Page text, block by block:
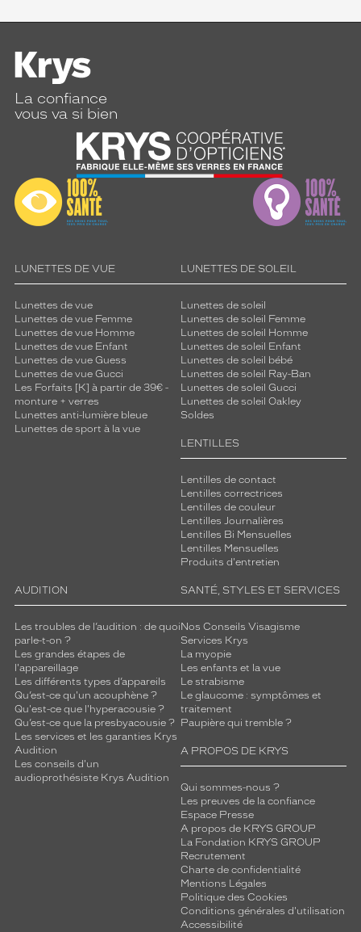
La confiance
vous va si bien
LUNETTES DE VUE
Lunettes de vue
Lunettes de vue Femme
Lunettes de vue Homme
Lunettes de vue Enfant
Lunettes de vue Guess
Lunettes de vue Gucci
Les Forfaits [K] à partir de 39€ -
monture + verres
Lunettes anti-lumière bleue
Lunettes de sport à la vue
LUNETTES DE SOLEIL
Lunettes de soleil
Lunettes de soleil Femme
Lunettes de soleil Homme
Lunettes de soleil Enfant
Lunettes de soleil bébé
Lunettes de soleil Ray-Ban
Lunettes de soleil Gucci
Lunettes de soleil Oakley
Soldes
LENTILLES
Lentilles de contact
Lentilles correctrices
Lentilles de couleur
Lentilles Journalières
Lentilles Bi Mensuelles
Lentilles Mensuelles
Produits d'entretien
AUDITION
Les troubles de l’audition : de quoi
parle-t-on ?
Les grandes étapes de
l'appareillage
Les différents types d’appareils
Qu’est-ce qu'un acouphène ?
Qu'est-ce que l'hyperacousie ?
Qu’est-ce que la presbyacousie ?
Les services et les garanties Krys
Audition
Les conseils d'un
audioprothésiste Krys Audition
SANTÉ, STYLES ET SERVICES
Nos Conseils Visagisme
Services Krys
La myopie
Les enfants et la vue
Le strabisme
Le glaucome : symptômes et
traitement
Paupière qui tremble ?
A PROPOS DE KRYS
Qui sommes-nous ?
Les preuves de la confiance
Espace Presse
A propos de KRYS GROUP
La Fondation KRYS GROUP
Recrutement
Charte de confidentialité
Mentions Légales
Politique des Cookies
Conditions générales d'utilisation
Accessibilité